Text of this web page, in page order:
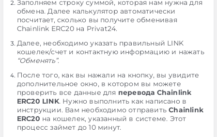
Заполняем строку суммой, которая нам нужна для
обмена. Далее калькулятор автоматически
посчитает, сколько вы получите обменивая
Chainlink ERC20 на Privat24.
Далее, необходимо указать правильный LINK
кошелек/счет и контактную информацию и нажать
“Обменять”.
После того, как вы нажали на кнопку, вы увидите
дополнительное окно, в котором вы можете
проверить все данные для перевода Chainlink
ERC20 LINK. Нужно выполнить как написано в
инструкции. Вам необходимо отправитьChainlink
ERC20 на кошелек, указанный в системе. Этот
процесс займет до 10 минут.